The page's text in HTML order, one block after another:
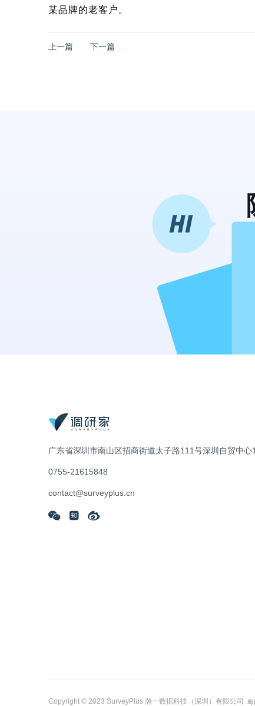
某品牌的老客户。
上一篇 下一篇
广东省深圳市南山区招商街道太子路111号深圳自贸中心
0755-21615848
contact@surveyplus.cn
Copyright © 2023 SurveyPlus 瀚一数据科技（深圳）有限公司